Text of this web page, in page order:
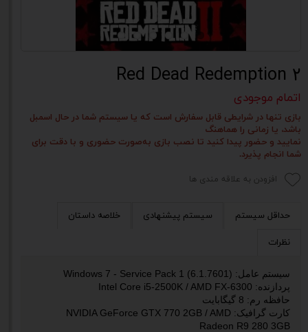
Red Dead Redemption 2
اتمام موجودی
بازی تنها در شرایطی قابل سفارش است که یا سیستم شما در حال اسمبل
باشد، یا زمانی را هماهنگ
نمایید و حضور پیدا کنید تا نصب بازی به‌صورت حضوری و با دقت برای
شما انجام پذیرد.
افزودن به علاقه مندی ها
حداقل سیستم سیستم پیشنهادی خلاصه داستان
نظرات
سیستم عامل: Windows 7 - Service Pack 1 (6.1.7601)
پردازنده: Intel Core i5-2500K / AMD FX-6300
حافظه رم: 8 گیگابایت
کارت گرافیک: NVIDIA GeForce GTX 770 2GB / AMD
Radeon R9 280 3GB